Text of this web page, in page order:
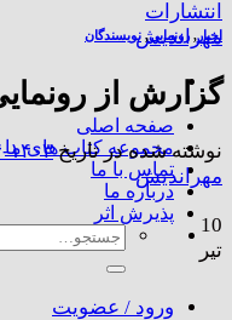
صفحه اصلی
مجموعه کتاب های ما
تماس با ما
درباره ما
پذیرش اثر
جستجو
برای:
ورود / عضویت
اخبار, رونمایی, نویسندگان
گزارش از
نوشته شده در تاریخ۱۴۰۳-۰۴-۱۰
مهراندیش
10
تیر